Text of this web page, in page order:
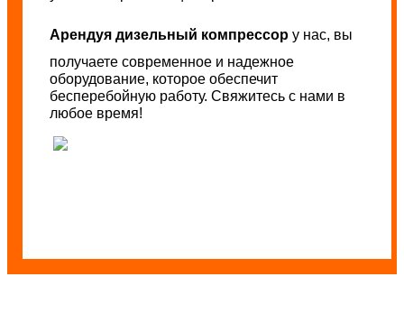
Арендуя дизельный компрессор у нас, вы
получаете современное и надежное
оборудование, которое обеспечит
бесперебойную работу. Свяжитесь с нами в
любое время!